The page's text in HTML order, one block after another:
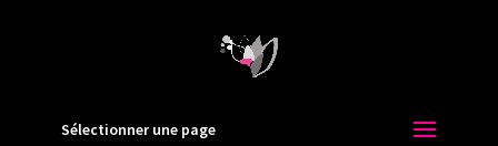
Sélectionner une page